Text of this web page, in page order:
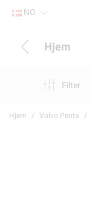
NO
Hjem
Filter
Hjem Volvo Penta